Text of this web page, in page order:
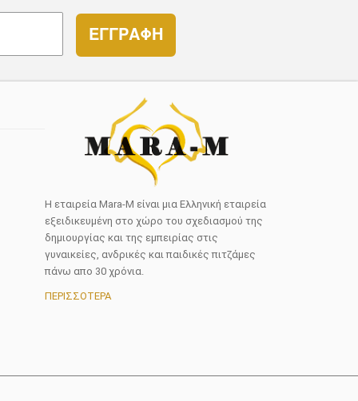
ΕΓΓΡΑΦΗ
Η εταιρεία Mara-M είναι μια Ελληνική εταιρεία
εξειδικευμένη στο χώρο του σχεδιασμού της
δημιουργίας και της εμπειρίας στις
γυναικείες, ανδρικές και παιδικές πιτζάμες
πάνω απο 30 χρόνια.
ΠΕΡΙΣΣΟΤΕΡΑ